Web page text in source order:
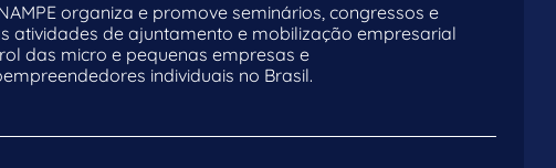
organiza e promove seminários, congressos e
atividades de ajuntamento e mobilização empresarial
das micro e pequenas empresas e
individuais no Brasil.